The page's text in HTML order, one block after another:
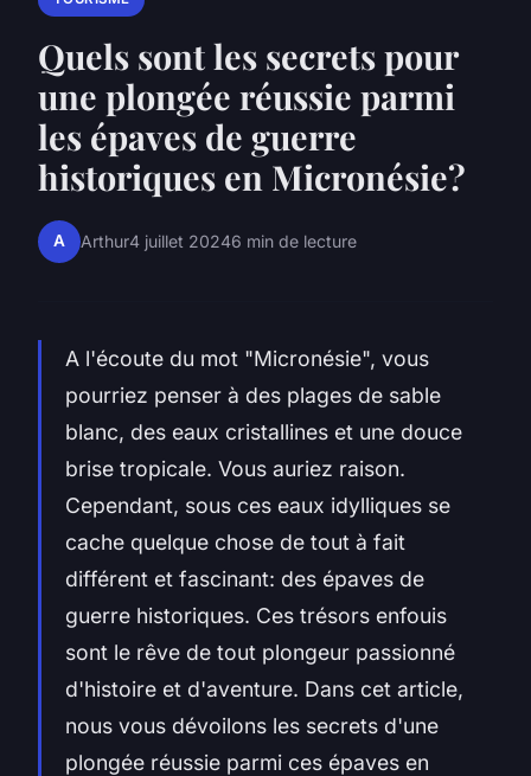
Quels sont les secrets pour
une plongée réussie parmi
les épaves de guerre
historiques en Micronésie?
A Arthur4 juillet 20246 min de lecture
A l'écoute du mot "Micronésie", vous
pourriez penser à des plages de sable
blanc, des eaux cristallines et une douce
brise tropicale. Vous auriez raison.
Cependant, sous ces eaux idylliques se
cache quelque chose de tout à fait
différent et fascinant: des épaves de
guerre historiques. Ces trésors enfouis
sont le rêve de tout plongeur passionné
d'histoire et d'aventure. Dans cet article,
nous vous dévoilons les secrets d'une
plongée réussie parmi ces épaves en